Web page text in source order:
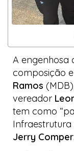
A engenhosa
composição
Ramos
vereador
tem como
Infraestrutura
Jerry Comper